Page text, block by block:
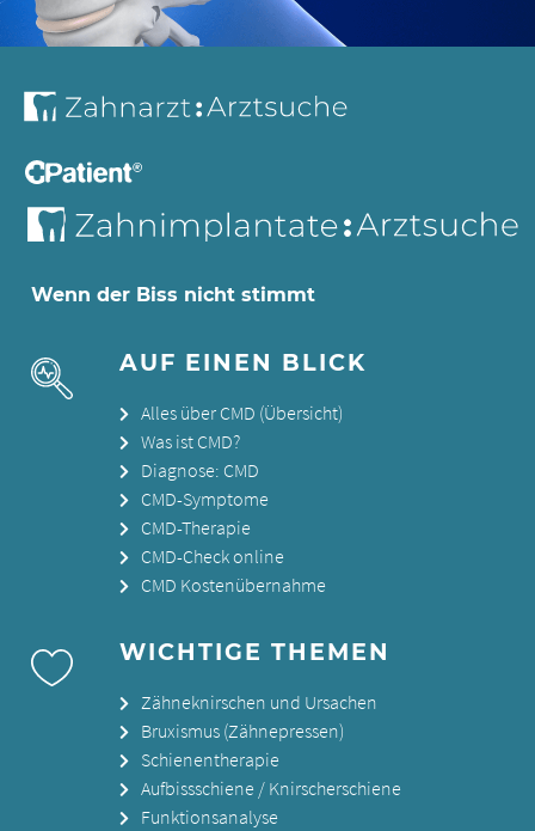
Wenn der Biss nicht stimmt
AUF EINEN BLICK
Alles über CMD (Übersicht)
Was ist CMD?
Diagnose: CMD
CMD-Symptome
CMD-Therapie
CMD-Check online
CMD Kostenübernahme
WICHTIGE THEMEN
Zähneknirschen und Ursachen
Bruxismus (Zähnepressen)
Schienentherapie
Aufbissschiene / Knirscherschiene
Funktionsanalyse